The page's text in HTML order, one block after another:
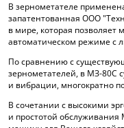
В зернометателе
запатентованная ООО
в мире, которая позволяет
автоматическом режиме с
По сравнению с
зернометателей, в МЗ-80С
и вибрации, многократно
В сочетании с высокими
и простотой